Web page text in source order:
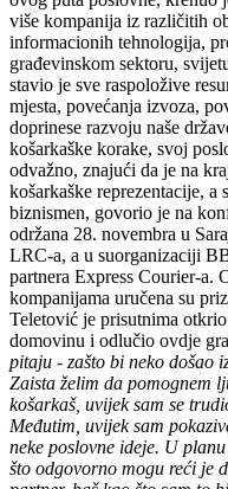
više kompanija iz različitih
informacionih tehnologija,
građevinskom sektoru,
stavio je sve raspoložive
mjesta, povećanja izvoza,
doprinese razvoju naše
košarkaške korake, svoj
odvažno, znajući da je na
košarkaške reprezentacije,
biznismen, govorio je na
održana 28. novembra u
LRC-a, a u suorganizaciji
partnera Express Courier-a.
kompanijama uručena su
Teletović je prisutnima
domovinu i odlučio ovdje
pitaju - zašto bi neko došao
Zaista želim da pomognem
košarkaš, uvijek sam se
Međutim, uvijek sam
neke poslovne ideje. U
što odgovorno mogu reći je